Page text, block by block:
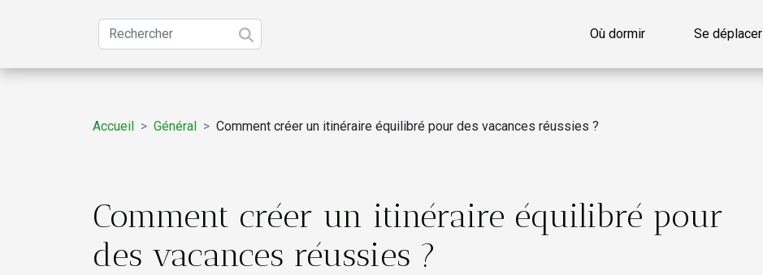
Où dormir Se déplacer
Accueil Général Comment créer un itinéraire équilibré pour des vacances réussies ?
Comment créer un itinéraire équilibré pour
des vacances réussies ?